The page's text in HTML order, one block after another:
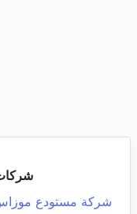
شركة مستودع